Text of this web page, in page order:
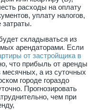
расходы на оплату
уплату налогов,
затраты.
складываться из
арендаторами. Если
от застройщика в
что прибыль от аренды
месячных, а из суточных
городе гораздо
Прогнозировать
чем при